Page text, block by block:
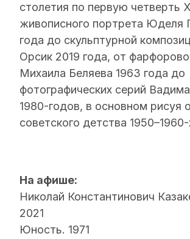
столетия по первую четверть
живописного портрета Юделя
года до скульптурной
Орсик 2019 года, от
Михаила Беляева 1963 года до
фотографических серий
1980-годов, в основном рисуя
советского детства
На афише:
Николай Константинович
2021
Юность. 1971